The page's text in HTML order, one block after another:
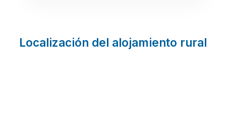
Localización del alojamiento rural